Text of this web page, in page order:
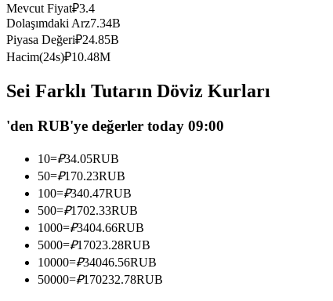
USDC Vadeli İşlemleri
Kopya Ticaret
En iyi traderlarla güçlerinizi birleştirin
Mevcut Fiyat₽3.4
Dolaşımdaki Arz7.34B
Piyasa Değeri₽24.85B
Hacim(24s)₽10.48M
Sei Farklı Tutarın Döviz Kurları
'den RUB'ye değerler today 09:00
10=₽34.05RUB
50=₽170.23RUB
100=₽340.47RUB
500=₽1702.33RUB
1000=₽3404.66RUB
5000=₽17023.28RUB
10000=₽34046.56RUB
50000=₽170232.78RUB